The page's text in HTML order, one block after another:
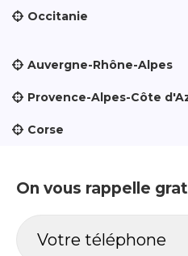
Occitanie
Auvergne-Rhône-Alpes
Provence-Alpes-Côte
Corse
On vous rappelle